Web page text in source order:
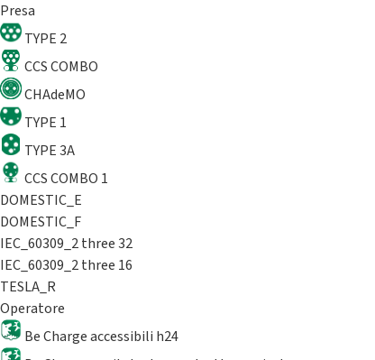
Presa
TYPE 2
CCS COMBO
CHAdeMO
TYPE 1
TYPE 3A
CCS COMBO 1
DOMESTIC_E
DOMESTIC_F
IEC_60309_2 three 32
IEC_60309_2 three 16
TESLA_R
Operatore
Be Charge accessibili h24